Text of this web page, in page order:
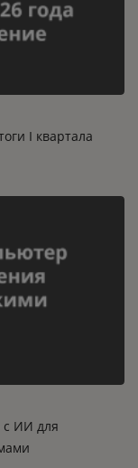
I квартала
с ИИ для